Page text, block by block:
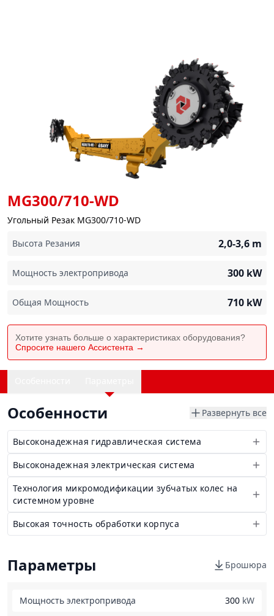
MG300/710-WD
Угольный Резак MG300/710-WD
Высота Резания
2,0-3,6 m
Мощность электропривода 300 kW
Общая Мощность 710 kW
Хотите узнать больше о характеристиках оборудования?
Спросите нашего Ассистента →
Особенности Развернуть все
Высоконадежная гидравлическая система
Высоконадежная электрическая система
Технология микромодификации зубчатых колес на
системном уровне
Высокая точность обработки корпуса
Параметры Брошюра
Мощность электропривода 300 kW